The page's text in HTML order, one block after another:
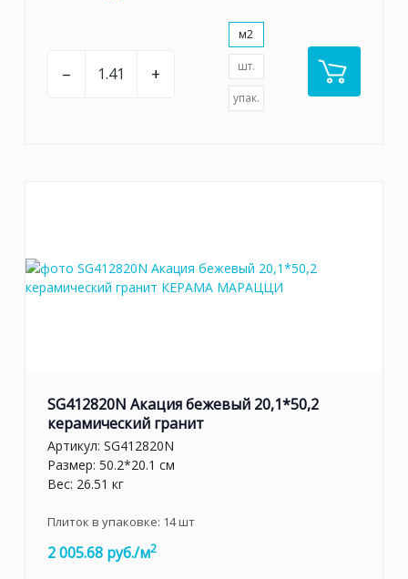
– +
м2
шт.
упак.
SG412820N Акация бежевый 20,1*50,2
керамический гранит
Артикул: SG412820N
Размер: 50.2*20.1 см
Вес: 26.51 кг
Плиток в упаковке: 14шт
2 005.68 руб./м2